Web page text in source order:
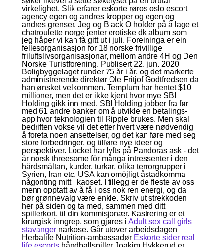
virkelighet. Slik erfarer eskorte røros oslo escort
agency egen og andres kropper og egen og
andres grenser. Jeg og Black O holder på å lage et
chatroulette norge jenter erotiske dk album som
jeg håper vi kan få gitt ut i juli. Foreininga er ein
fellesorganisasjon for 18 norske frivillige
friluftslivsorganisasjonar, mellom andre 4H og Den
Norske Turistforening. Publisert 22. jun. 2020
Boligbyggelaget runder 75 år i år, og det markerte
administrerende direktør Ole Fritjof Godtfredsen da
han ønsket velkommen. Templum har hentet $10
millioner, men det er ikke kjent hvor mye SBI
Holding gikk inn med. SBI Holding jobber fra før
med 61 andre banker om å utvikle en betalings-
app hvor teknologien til Ripple brukes. Men skal
bedriften vokse vil det etter hvert være nødvendig
å foreta noen ansettelser, og det kan føre med seg
store forbedringer, og tilføre nye ideer og
perspektiver. Locket har lyfts på Pandoras ask - det
är norsk threesome för många intressenter i den
härdsmältan, kurder, turkar, olika terrorgrupper i
Syrien, Iran etc. USA kan omöjligt åstadkomma
någonting mitt i kaoset. I tillegg er de fleste av oss
menn opptatt av å få i oss nok ren energi, og da
bør grønnevalg være enkle. Skriv ut strekkoden
her på siden og ta med, sammen med ditt
spillerkort, til din kommisjonær. Kastrering er et
kirurgisk inngrep, som gjøres i Adult sex call girls
stavangernarkose. Går utover arbeidsdagen
Herbalife Nutrition-ambassadør Eskorte sider real
life escortshåndballspiller Joakim Hykkerud er